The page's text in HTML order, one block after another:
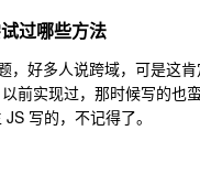
过哪些方法
，好多人说跨域，可是这
前实现过，那时候写的也
写的，不记得了。